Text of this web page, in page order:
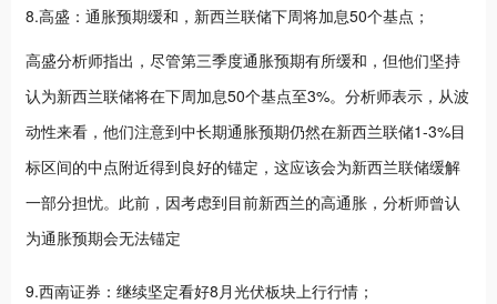
8.高盛：通胀预期缓和，新西兰联储下周将加息50个基点；
高盛分析师指出，尽管第三季度通胀预期有所缓和，但他们坚持
认为新西兰联储将在下周加息50个基点至3%。分析师表示，从波
动性来看，他们注意到中长期通胀预期仍然在新西兰联储1-3%目
标区间的中点附近得到良好的锚定，这应该会为新西兰联储缓解
一部分担忧。此前，因考虑到目前新西兰的高通胀，分析师曾认
为通胀预期会无法锚定
9.西南证券：继续坚定看好8月光伏板块上行行情；